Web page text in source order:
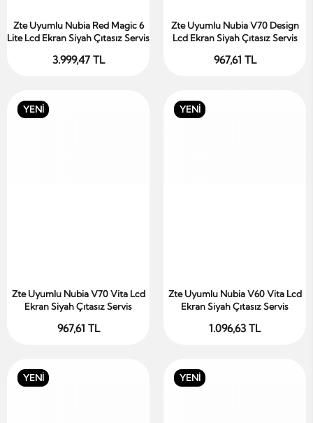
Sepete Ekle
Zte Uyumlu Nubia Red Magic 6
Lite Lcd Ekran Siyah Çıtasız Servis
3.999,47 TL
Sepete Ekle
Zte Uyumlu Nubia V70 Design
Lcd Ekran Siyah Çıtasız Servis
967,61 TL
YENİ
Sepete Ekle
Zte Uyumlu Nubia V70 Vita Lcd
Ekran Siyah Çıtasız Servis
967,61 TL
YENİ
Sepete Ekle
Zte Uyumlu Nubia V60 Vita Lcd
Ekran Siyah Çıtasız Servis
1.096,63 TL
YENİ YENİ